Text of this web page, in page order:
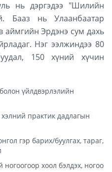
нь дэргэдээ "Шилийн
Бааз нь Улаанбаатар
аймгийн Эрдэнэ сум дахь
Нэг ээлжиндээ 80
150 хүний хүчин
үйлдвэрлэлийн
практик дадлагын
гэр барих/буулгах, тараг,
хоол бэлдэх, ногоо